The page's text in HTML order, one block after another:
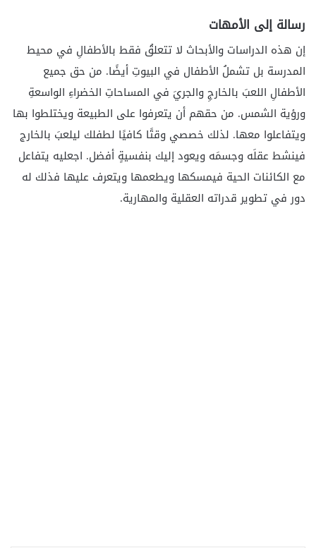
رسالة إلى الأمهات
إن هذه الدراسات والأبحاث لا تتعلقُ فقط بالأطفالِ في محيط
المدرسة بل تشملُ الأطفال في البيوتِ أيضًا. من حق جميع
الأطفالِ اللعبَ بالخارجِ والجريَ في المساحاتِ الخضراءِ الواسعةِ
ورؤية الشمس. من حقهم أن يتعرفوا على الطبيعة ويختلطوا بها
ويتفاعلوا معها. لذلك خصصي وقتًا كافيًا لطفلك ليلعبَ بالخارج
فينشط عقلَه وجسمَه ويعود إليك بنفسيةٍ أفضل. اجعليه يتفاعل
مع الكائنات الحية فيمسكها ويطعمها ويتعرف عليها فذلك له
دور في تطوير قدراته العقلية والمهارية.